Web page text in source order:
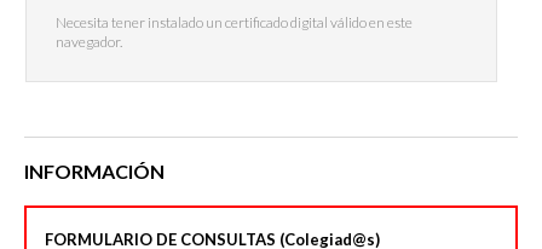
Necesita tener instalado un certificado digital válido en este
navegador.
INFORMACIÓN
FORMULARIO DE CONSULTAS (Colegiad@s)